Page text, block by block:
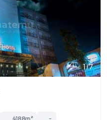
1/7
4188m² -